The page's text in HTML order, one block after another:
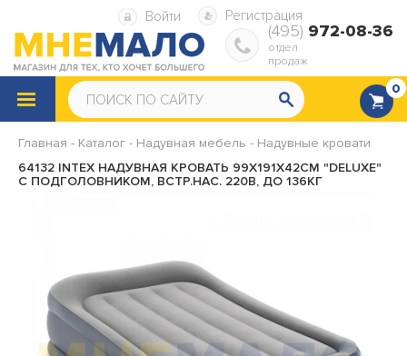
Войти Регистрация
(495) 972-08-36
отдел
продаж
КАТАЛОГ
ТОВАРОВ
0
Надувные матрасы Надувные диваны и кресла
Главная - Каталог - Надувная мебель - Надувные кровати
64132 INTEX НАДУВНАЯ КРОВАТЬ 99Х191Х42СМ "DELUXE"
С ПОДГОЛОВНИКОМ, ВСТР.НАС. 220В, ДО 136КГ